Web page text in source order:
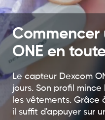
Commencer
ONE en
Le capteur Dexcom
jours. Son profil
les vêtements.
il suffit d'appuyer sur